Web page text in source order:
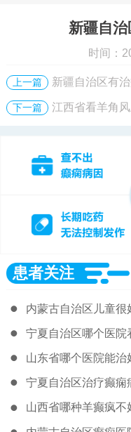
新疆自
时间：
上一篇 新疆自治区有
下一篇 江西省看羊角
患者关注
内蒙古自治区儿童很
癫痫医院
宁夏自治区哪个医院
痫好很新
山东省哪个医院能治
痫病
宁夏自治区治疗癫痫
那个医院
山西省哪种羊癫疯不